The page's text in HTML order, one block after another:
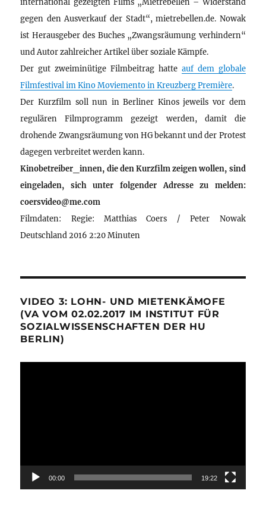
international gezeigten Films „Mietrebellen – Widerstand
gegen den Ausverkauf der Stadt“, mietrebellen.de. Nowak
ist Herausgeber des Buches „Zwangsräumung verhindern“
und Autor zahlreicher Artikel über soziale Kämpfe.
Der gut zweiminütige Filmbeitrag hatte auf dem globale
Filmfestival im Kino Moviemento in Kreuzberg Première.
Der Kurzfilm soll nun in Berliner Kinos jeweils vor dem
regulären Filmprogramm gezeigt werden, damit die
drohende Zwangsräumung von HG bekannt und der Protest
dagegen verbreitet werden kann.
Kinobetreiber_innen, die den Kurzfilm zeigen wollen, sind
eingeladen, sich unter folgender Adresse zu melden:
coersvideo@me.com
Filmdaten: Regie: Matthias Coers / Peter Nowak
Deutschland 2016 2:20 Minuten
VIDEO 3: LOHN- UND MIETENKÄMOFE
(VA VOM 02.02.2017 IM INSTITUT FÜR
SOZIALWISSENSCHAFTEN DER HU
BERLIN)
00:00 19:22